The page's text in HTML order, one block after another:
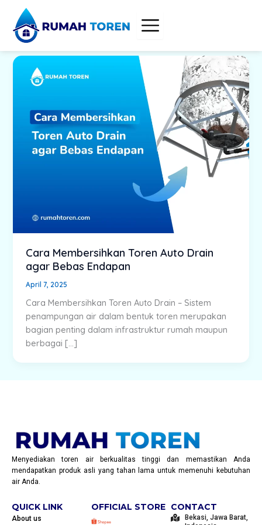
content
Cara Membersihkan Toren Auto Drain
agar Bebas Endapan
April 7, 2025
Cara Membersihkan Toren Auto Drain – Sistem
penampungan air dalam bentuk toren merupakan
bagian penting dalam infrastruktur rumah maupun
berbagai […]
Menyediakan toren air berkualitas tinggi dan memastikan Anda
mendapatkan produk asli yang tahan lama untuk memenuhi kebutuhan
air Anda.
QUICK LINK
About us
OFFICIAL STORE CONTACT
Bekasi, Jawa Barat,